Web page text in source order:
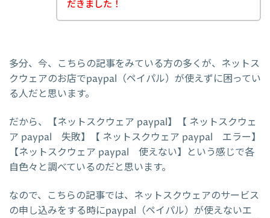
だきました！
多分、今、こちらの記事をみている方の多くが、ネットス
クウェアのお店でpaypal（ペイパル）が使えずに困ってい
る人だと思います。
だから、【ネットスクウェア paypal】【 ネットスクウェ
ア paypal 失敗】【 ネットスクウェア paypal エラー】
【ネットスクウェア paypal 使えない】という感じで各
自色々と調べているのだと思います。
なので、こちらの記事では、ネットスクウェアのサービス
の申し込みをする時にpaypal（ペイパル）が使えないエ